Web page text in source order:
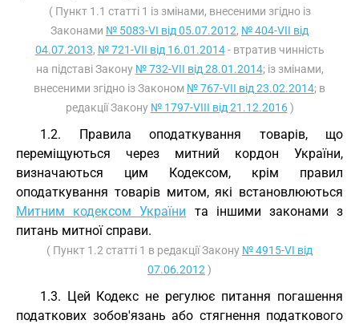
( Пункт 1.1 статті 1 із змінами, внесеними згідно із
Законами № 5083-VI від 05.07.2012, № 404-VII від
04.07.2013, № 721-VII від 16.01.2014- втратив чинність
на підставі Закону № 732-VII від 28.01.2014; із змінами,
внесеними згідно із Законом № 767-VII від 23.02.2014; в
редакції Закону № 1797-VIII від 21.12.2016)
1.2. Правила оподаткування товарів, що
переміщуються через митний кордон України,
визначаються цим Кодексом, крім правил
оподаткування товарів митом, які встановлюються
Митним кодексом України та іншими законами з
питань митної справи.
( Пункт 1.2 статті 1 в редакції Закону № 4915-VI від
07.06.2012 )
1.3. Цей Кодекс не регулює питання погашення
податкових зобов'язань або стягнення податкового